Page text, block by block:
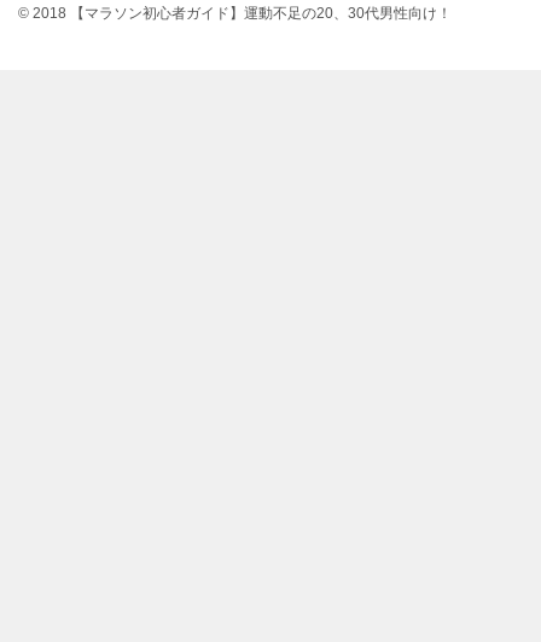
© 2018 【マラソン初心者ガイド】運動不足の20、30代男性向け！